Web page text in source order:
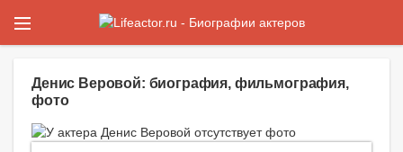
Денис Веровой: биография, фильмография,
фото